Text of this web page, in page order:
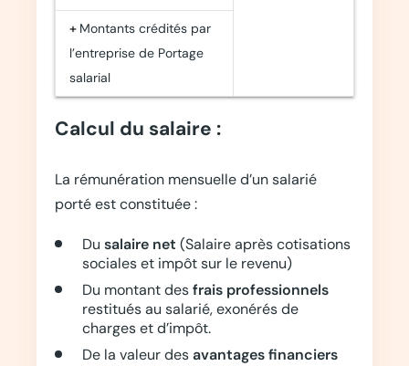
+ Montants crédités par
l’entreprise de Portage
salarial
Calcul du salaire :
La rémunération mensuelle d’un salarié
porté est constituée :
Du salaire net (Salaire après cotisations
sociales et impôt sur le revenu)
Du montant desfrais professionnels
restitués au salarié, exonérés de
charges et d’impôt.
De la valeur desavantages financiers